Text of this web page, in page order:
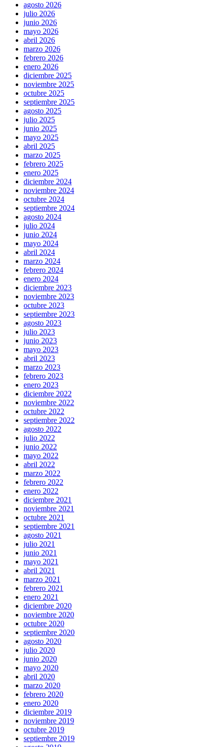
agosto 2026
julio 2026
junio 2026
mayo 2026
abril 2026
marzo 2026
febrero 2026
enero 2026
diciembre 2025
noviembre 2025
octubre 2025
septiembre 2025
agosto 2025
julio 2025
junio 2025
mayo 2025
abril 2025
marzo 2025
febrero 2025
enero 2025
diciembre 2024
noviembre 2024
octubre 2024
septiembre 2024
agosto 2024
julio 2024
junio 2024
mayo 2024
abril 2024
marzo 2024
febrero 2024
enero 2024
diciembre 2023
noviembre 2023
octubre 2023
septiembre 2023
agosto 2023
julio 2023
junio 2023
mayo 2023
abril 2023
marzo 2023
febrero 2023
enero 2023
diciembre 2022
noviembre 2022
octubre 2022
septiembre 2022
agosto 2022
julio 2022
junio 2022
mayo 2022
abril 2022
marzo 2022
febrero 2022
enero 2022
diciembre 2021
noviembre 2021
octubre 2021
septiembre 2021
agosto 2021
julio 2021
junio 2021
mayo 2021
abril 2021
marzo 2021
febrero 2021
enero 2021
diciembre 2020
noviembre 2020
octubre 2020
septiembre 2020
agosto 2020
julio 2020
junio 2020
mayo 2020
abril 2020
marzo 2020
febrero 2020
enero 2020
diciembre 2019
noviembre 2019
octubre 2019
septiembre 2019